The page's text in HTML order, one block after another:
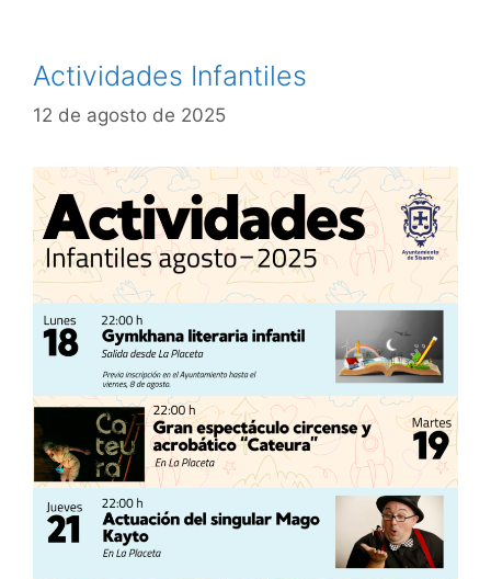
Actividades Infantiles
12 de agosto de 2025